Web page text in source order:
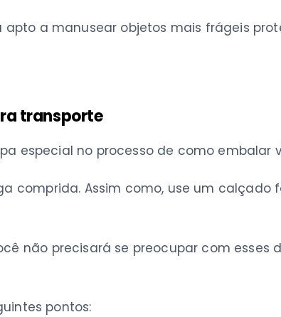
apto a manusear objetos mais frágeis
transporte
especial no processo de como embalar
comprida. Assim como, use um calçado
não precisará se preocupar com esses
pontos: